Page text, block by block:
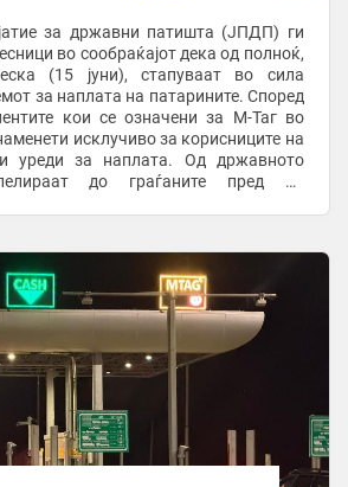
за државни патишта (ЈПДП) ги
во сообраќајот дека од полноќ,
(15 јуни), стапуваат во сила
за наплата на патарините. Според
кои се означени за М-Таг во
исклучиво за корисниците на
уреди за наплата. Од државното
до граѓаните пред да